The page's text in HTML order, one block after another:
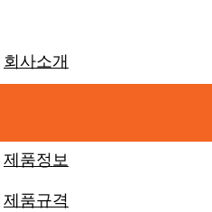
회사소개
제품정보
제품규격